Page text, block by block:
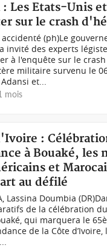
: Les Etats-Unis
sur le crash
accidenté (ph)Le
invité des experts
à l'enquête sur le crash
militaire survenu le
et...
mois
:
à Bouaké, les
et
au défilé
Lassina Doumbia
de la célébration
qui marquera le
de la Côte d’Ivoire,